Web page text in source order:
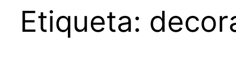
Etiqueta: